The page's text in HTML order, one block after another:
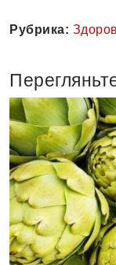
Рубрика: